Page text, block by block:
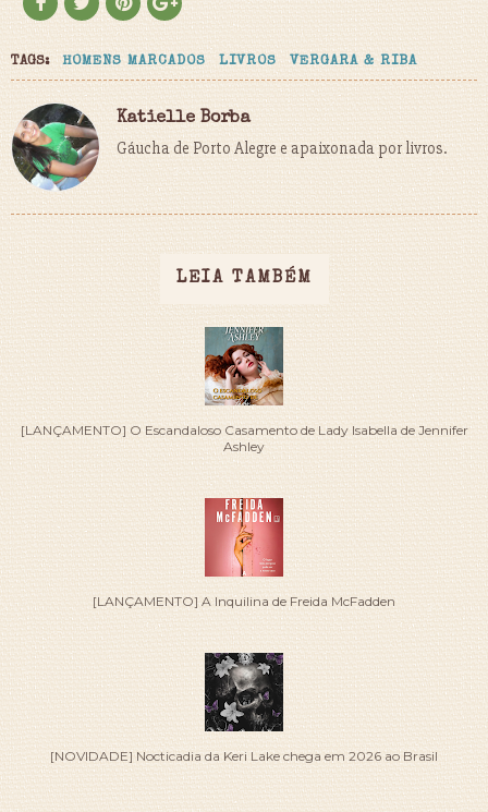
TAGS: HOMENS MARCADOS LIVROS VERGARA & RIBA
Katielle Borba
Gáucha de Porto Alegre e apaixonada por livros.
LEIA TAMBÉM
[LANÇAMENTO] O Escandaloso Casamento de Lady Isabella de Jennifer
Ashley
[LANÇAMENTO] A Inquilina de Freida McFadden
[NOVIDADE] Nocticadia da Keri Lake chega em 2026 ao Brasil